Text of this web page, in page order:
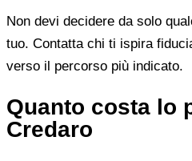
Non devi decidere da solo
tuo. Contatta chi ti ispira
verso il percorso più indicato.
Quanto costa lo
Credaro